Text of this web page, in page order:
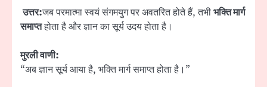
उत्तर:जब परमात्मा स्वयं संगमयुग पर अवतरित होते हैं, तभीभक्ति मार्ग
समाप्तहोता है और ज्ञान का सूर्य उदय होता है।
मुरली वाणी:
“अब ज्ञान सूर्य आया है, भक्ति मार्ग समाप्त होता है।”